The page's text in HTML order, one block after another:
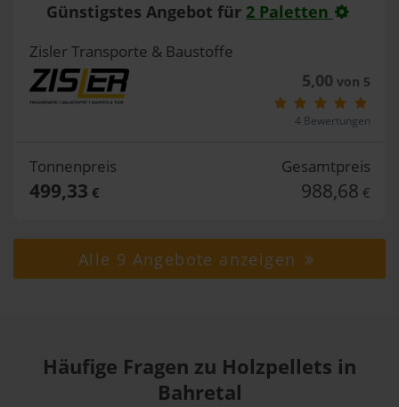
Günstigstes Angebot für 2 Paletten
Zisler Transporte & Baustoffe
5,00 von 5
4 Bewertungen
Tonnenpreis
499,33 €
Gesamtpreis
988,68 €
Alle 9 Angebote anzeigen
Häufige Fragen zu Holzpellets in
Bahretal